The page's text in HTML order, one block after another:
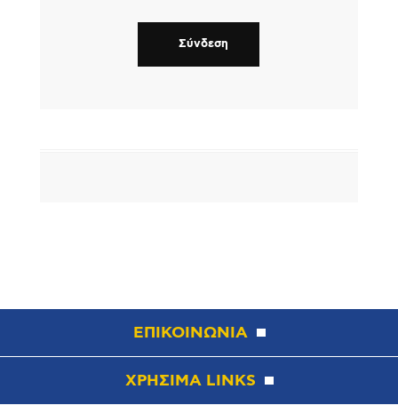
ΕΠΙΚΟΙΝΩΝΙΑ
ΧΡΗΣΙΜΑ LINKS